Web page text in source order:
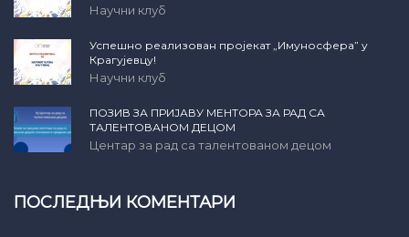
Научни клуб
Успешно реализован пројекат „Имуносфера” у
Крагујевцу!
Научни клуб
ПОЗИВ ЗА ПРИЈАВУ МЕНТОРА ЗА РАД СА
ТАЛЕНТОВАНОМ ДЕЦОМ
Центар за рад са талентованом децом
ПОСЛЕДЊИ КОМЕНТАРИ